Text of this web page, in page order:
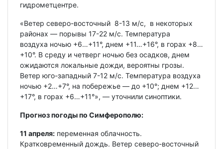
гидрометцентре.
«Ветер северо-восточный 8-13 м/с, в некоторых
районах — порывы 17-22 м/с. Температура
воздуха ночью +6…+11°, днем +11…+16°, в горах +8…
+10°. В среду и четверг ночью без осадков, днем
ожидаются локальные дожди, вероятны грозы.
Ветер юго-западный 7-12 м/с. Температура воздуха
ночью +2…+7°, на побережье — до +10°; днем +12…
+17°, в горах +6…+11°», — уточнили синоптики.
Прогноз погоды по Симферополю:
11 апреля: переменная облачность.
Кратковременный дождь. Ветер северо-восточный